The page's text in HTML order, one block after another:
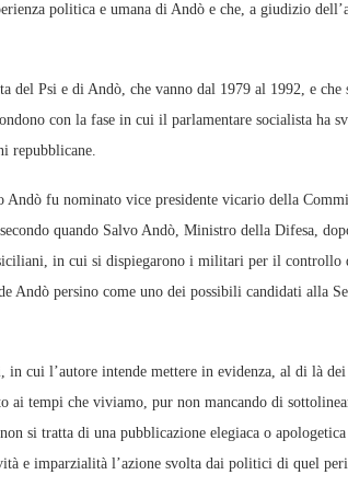
politica e umana di Andò e che, a giudizio
del Psi e di Andò, che vanno dal 1979 al 1992, e che
con la fase in cui il parlamentare socialista ha
repubblicane.
fu nominato vice presidente vicario della
quando Salvo Andò, Ministro della Difesa,
in cui si dispiegarono i militari per il controllo
persino come uno dei possibili candidati alla
cui l’autore intende mettere in evidenza, al di là
ai tempi che viviamo, pur non mancando di
si tratta di una pubblicazione elegiaca o
e imparzialità l’azione svolta dai politici di quel